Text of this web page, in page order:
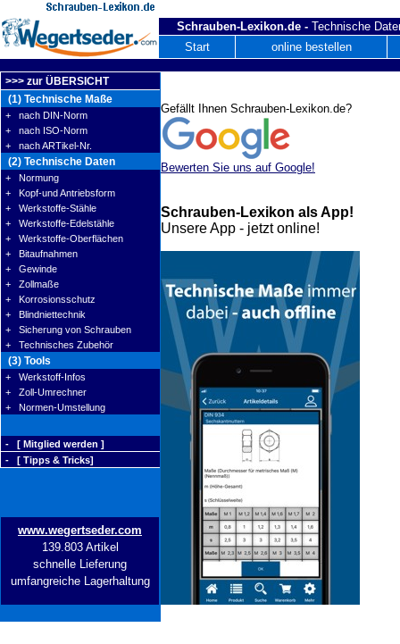
Schrauben-Lexikon.de - Technische
Start
online bestellen
>>> zur ÜBERSICHT
(1) Technische Maße
+ nach DIN-Norm
+ nach ISO-Norm
+ nach ARTikel-Nr.
(2) Technische Daten
+ Normung
+ Kopf-und Antriebsform
+ Werkstoffe-Stähle
+ Werkstoffe-Edelstähle
+ Werkstoffe-Oberflächen
+ Bitaufnahmen
+ Gewinde
+ Zollmaße
+ Korrosionsschutz
+ Blindniettechnik
+ Sicherung von Schrauben
+ Technisches Zubehör
(3) Tools
+ Werkstoff-Infos
+ Zoll-Umrechner
+ Normen-Umstellung
- [ Mitglied werden ]
- [ Tipps & Tricks]
www.wegertseder.com
139.803 Artikel
schnelle Lieferung
umfangreiche Lagerhaltung
Gefällt Ihnen Schrauben-Lexikon.de?
Bewerten Sie uns auf Google!
Schrauben-Lexikon als App!
Unsere App - jetzt online!